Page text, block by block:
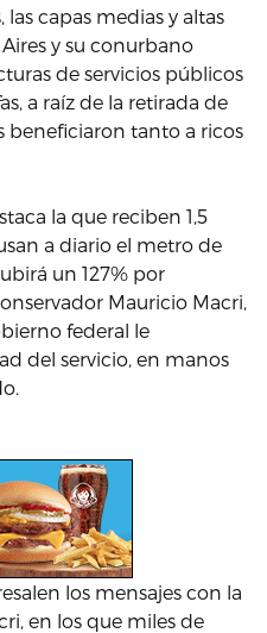
las capas medias y altas
y su conurbano
de servicios públicos
a raíz de la retirada de
beneficiaron tanto a ricos
la que reciben 1,5
a diario el metro de
un 127% por
Mauricio Macri,
federal le
del servicio, en manos
los mensajes con la
en los que miles de